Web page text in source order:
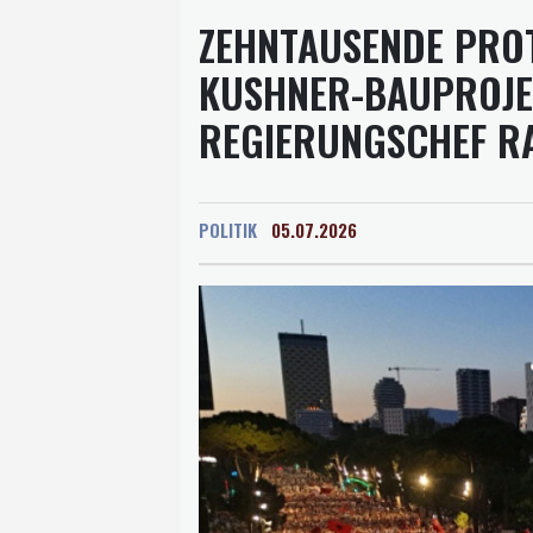
ZEHNTAUSENDE
KUSHNER-
REGIERUNGSCHEF
POLITIK 05.07.2026